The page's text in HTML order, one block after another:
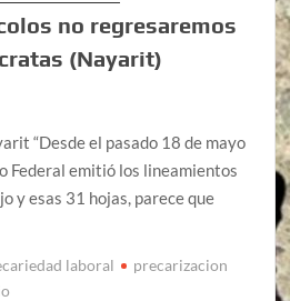
no regresaremos
(Nayarit)
“Desde el pasado 18 de mayo
Federal emitió los lineamientos
y esas 31 hojas, parece que
laboral
precarizacion